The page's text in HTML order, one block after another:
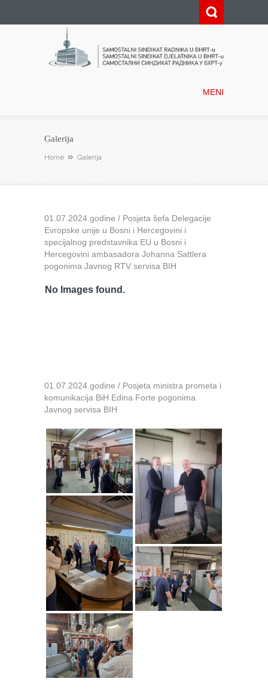
MENI
Galerija
Home Galerija
01.07.2024.godine / Posjeta šefa Delegacije
Evropske unije u Bosni i Hercegovini i
specijalnog predstavnika EU u Bosni i
Hercegovini ambasadora Johanna Sattlera
pogonima Javnog RTV servisa BIH
No Images found.
01.07.2024.godine / Posjeta ministra prometa i
komunikacija BiH Edina Forte pogonima
Javnog servisa BIH